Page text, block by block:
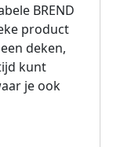
BREND
product
deken,
kunt
je ook